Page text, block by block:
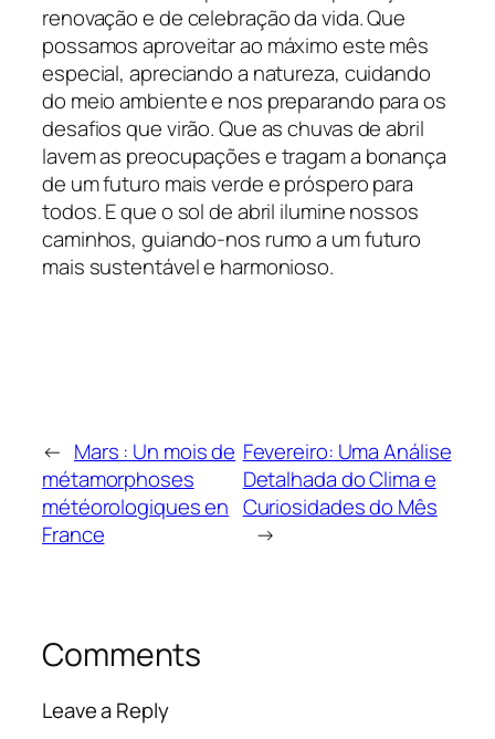
renovação e de celebração da vida. Que
possamos aproveitar ao máximo este mês
especial, apreciando a natureza, cuidando
do meio ambiente e nos preparando para os
desafios que virão. Que as chuvas de abril
lavem as preocupações e tragam a bonança
de um futuro mais verde e próspero para
todos. E que o sol de abril ilumine nossos
caminhos, guiando-nos rumo a um futuro
mais sustentável e harmonioso.
← Mars : Un mois de
métamorphoses
météorologiques en
France
Fevereiro: Uma Análise
Detalhada do Clima e
Curiosidades do Mês
→
Comments
Leave a Reply